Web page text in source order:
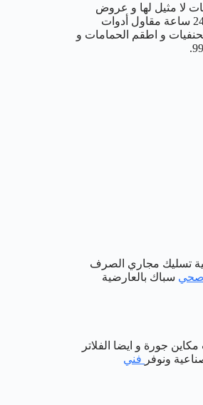
لا مثيل لها و عروض
متميزة في مجال تركيب المضخات و السخانات و الفلاتر و غيرها من خدمات السباكة رقم هاتفنا يعمل 24 ساعة مقاول أدوات
و اطقم الحمامات و
جميع خدمات ادوات صحية تسليك مجاري الصرف
صحي سباك بالعارضية
جورة و ايضا الفلاتر
ونوفر فني